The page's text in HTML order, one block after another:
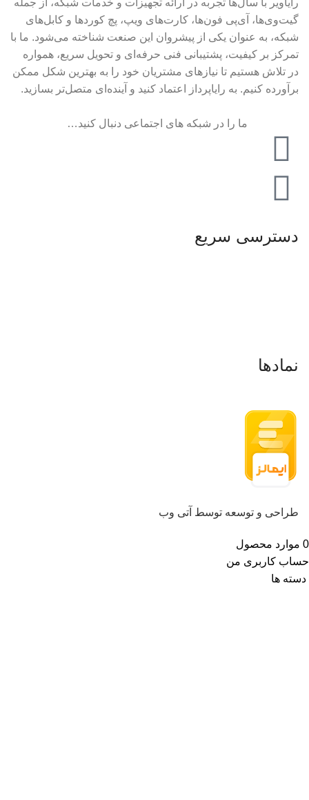
رایاویر با سال‌ها تجربه در ارائه تجهیزات و خدمات شبکه، از جمله
گیت‌وی‌ها، آی‌پی فون‌ها، کارت‌های ویپ، پچ کوردها و کابل‌های
شبکه، به عنوان یکی از پیشروان این صنعت شناخته می‌شود. ما با
تمرکز بر کیفیت، پشتیبانی فنی حرفه‌ای و تحویل سریع، همواره
در تلاش هستیم تا نیازهای مشتریان خود را به بهترین شکل ممکن
برآورده کنیم. به رایاپرداز اعتماد کنید و آینده‌ای متصل‌تر بسازید.
ما را در شبکه های اجتماعی دنبال کنید…
دسترسی سریع
نمادها
طراحی و توسعه توسط آتی وب
0 موارد محصول
حساب کاربری من
دسته ها